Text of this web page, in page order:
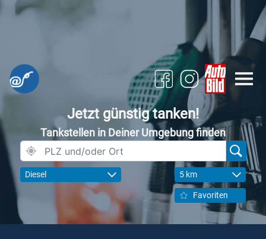
Jetzt günstig tanken!
Tankstellen in Deiner Umgebung finden
Diesel 5 km
Favoriten